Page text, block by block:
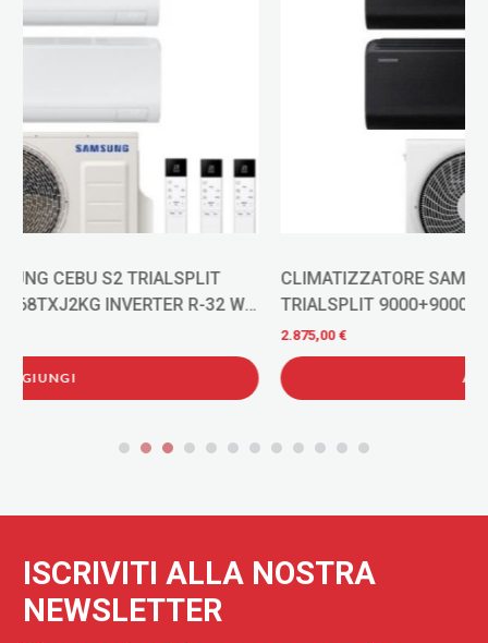
CLIMATIZZATORE SAMSUNG WINDFREE BLACK
TRIALSPLIT 9000+9000+9000+AJ068TXJ INVERTER R-
AGGIUNGI
ISCRIVITI ALLA NOSTRA
NEWSLETTER